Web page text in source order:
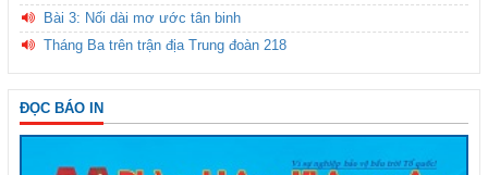
Bài 3: Nối dài mơ ước tân binh
Tháng Ba trên trận địa Trung đoàn 218
ĐỌC BÁO IN